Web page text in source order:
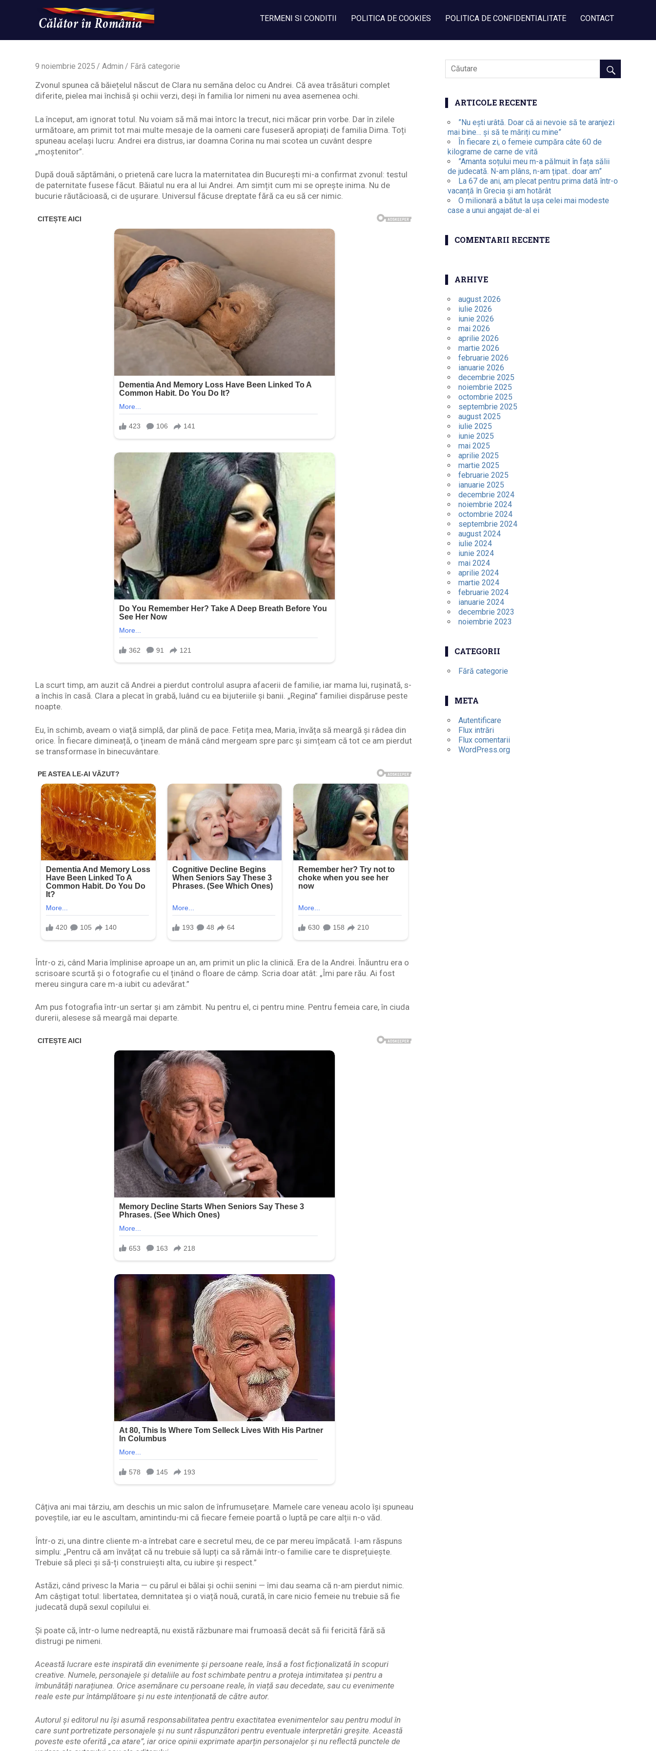
Calatorinromania
WordPress
TERMENI SI CONDITII POLITICA DE COOKIES POLITICA DE CONFIDENTIALITATE CONTACT
9 noiembrie 2025 Admin Fără categorie
Zvonul spunea că băiețelul născut de Clara nu semăna deloc cu Andrei. Că avea trăsături complet
diferite, pielea mai închisă și ochii verzi, deși în familia lor nimeni nu avea asemenea ochi.
La început, am ignorat totul. Nu voiam să mă mai întorc la trecut, nici măcar prin vorbe. Dar în zilele
următoare, am primit tot mai multe mesaje de la oameni care fuseseră apropiați de familia Dima. Toți
spuneau același lucru: Andrei era distrus, iar doamna Corina nu mai scotea un cuvânt despre
„moștenitor”.
După două săptămâni, o prietenă care lucra la maternitatea din București mi-a confirmat zvonul: testul
de paternitate fusese făcut. Băiatul nu era al lui Andrei. Am simțit cum mi se oprește inima. Nu de
bucurie răutăcioasă, ci de ușurare. Universul făcuse dreptate fără ca eu să cer nimic.
La scurt timp, am auzit că Andrei a pierdut controlul asupra afacerii de familie, iar mama lui, rușinată, s-
a închis în casă. Clara a plecat în grabă, luând cu ea bijuteriile și banii. „Regina” familiei dispăruse peste
noapte.
Eu, în schimb, aveam o viață simplă, dar plină de pace. Fetița mea, Maria, învăța să meargă și râdea din
orice. În fiecare dimineață, o țineam de mână când mergeam spre parc și simțeam că tot ce am pierdut
se transformase în binecuvântare.
Într-o zi, când Maria împlinise aproape un an, am primit un plic la clinică. Era de la Andrei. Înăuntru era o
scrisoare scurtă și o fotografie cu el ținând o floare de câmp. Scria doar atât: „Îmi pare rău. Ai fost
mereu singura care m-a iubit cu adevărat.”
Am pus fotografia într-un sertar și am zâmbit. Nu pentru el, ci pentru mine. Pentru femeia care, în ciuda
durerii, alesese să meargă mai departe.
Câțiva ani mai târziu, am deschis un mic salon de înfrumusețare. Mamele care veneau acolo își spuneau
poveștile, iar eu le ascultam, amintindu-mi că fiecare femeie poartă o luptă pe care alții n-o văd.
Într-o zi, una dintre cliente m-a întrebat care e secretul meu, de ce par mereu împăcată. I-am răspuns
simplu: „Pentru că am învățat că nu trebuie să lupți ca să rămâi într-o familie care te disprețuiește.
Trebuie să pleci și să-ți construiești alta, cu iubire și respect.”
Astăzi, când privesc la Maria — cu părul ei bălai și ochii senini — îmi dau seama că n-am pierdut nimic.
Am câștigat totul: libertatea, demnitatea și o viață nouă, curată, în care nicio femeie nu trebuie să fie
judecată după sexul copilului ei.
Și poate că, într-o lume nedreaptă, nu există răzbunare mai frumoasă decât să fii fericită fără să
distrugi pe nimeni.
Această lucrare este inspirată din evenimente și persoane reale, însă a fost ficționalizată în scopuri
creative. Numele, personajele și detaliile au fost schimbate pentru a proteja intimitatea și pentru a
îmbunătăți narațiunea. Orice asemănare cu persoane reale, în viață sau decedate, sau cu evenimente
reale este pur întâmplătoare și nu este intenționată de către autor.
Autorul și editorul nu își asumă responsabilitatea pentru exactitatea evenimentelor sau pentru modul în
care sunt portretizate personajele și nu sunt răspunzători pentru eventuale interpretări greșite. Această
poveste este oferită „ca atare”, iar orice opinii exprimate aparțin personajelor și nu reflectă punctele de
ARTICOLE RECENTE
”Nu ești urâtă. Doar că ai nevoie să te aranjezi
mai bine… și să te măriți cu mine”
În fiecare zi, o femeie cumpăra câte 60 de
kilograme de carne de vită
”Amanta soțului meu m-a pălmuit în fața sălii
de judecată. N-am plâns, n-am țipat.. doar am”
La 67 de ani, am plecat pentru prima dată într-o
vacanță în Grecia și am hotărât
O milionară a bătut la ușa celei mai modeste
case a unui angajat de-al ei
COMENTARII RECENTE
ARHIVE
august 2026
iulie 2026
iunie 2026
mai 2026
aprilie 2026
martie 2026
februarie 2026
ianuarie 2026
decembrie 2025
noiembrie 2025
octombrie 2025
septembrie 2025
august 2025
iulie 2025
iunie 2025
mai 2025
aprilie 2025
martie 2025
februarie 2025
ianuarie 2025
decembrie 2024
noiembrie 2024
octombrie 2024
septembrie 2024
august 2024
iulie 2024
iunie 2024
mai 2024
aprilie 2024
martie 2024
februarie 2024
ianuarie 2024
decembrie 2023
noiembrie 2023
CATEGORII
Fără categorie
META
Autentificare
Flux intrări
Flux comentarii
WordPress.org